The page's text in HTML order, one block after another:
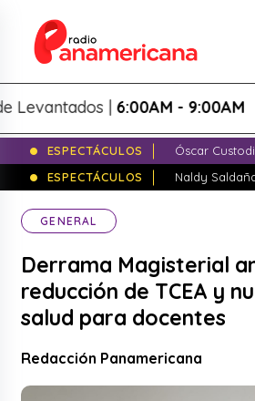
|6:00AM - 9:00AM
ESPECTÁCULOS
Óscar
ESPECTÁCULOS
Naldy
GENERAL
Derrama Magisterial
reducción de TCEA y
salud para docentes
Redacción Panamericana